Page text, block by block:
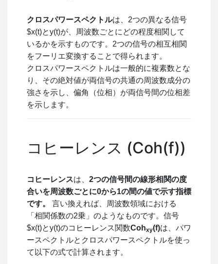
クロスパワースペクトルは、2つの異なる信号
$x(t)とy(t)が、周波数ごとにどの程度相関して
いるかを示すものです。 2つの信号の相互相関
をフーリエ変換することで得られます。
クロスパワースペクトルは一般的に複素数とな
り、その絶対値が両信号の共通の周波数成分の
強さを示し、偏角（位相）が両信号間の位相差
を示します。
コヒーレンス (Coh(f))
コヒーレンスは、 2つの信号間の線形相関の度
合いを周波数ごとに0から1の間の値で示す指標
です。
言い換えれば、周波数領域における
「相関係数の2乗」のようなものです。信号
$x(t)とy(t)のコヒーレンス関数Cohxy(f)は、パワ
ースペクトルとクロスパワースペクトルを使っ
て以下の式で計算されます。